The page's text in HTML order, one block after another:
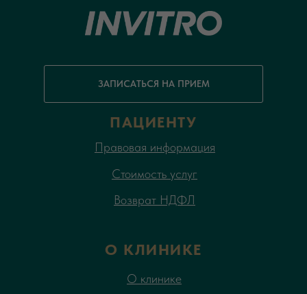
ПАЦИЕНТУ
О КЛИНИКЕ
Правовая информация
Возврат НДФЛ
Стоимость услуг
О клинике
ЗАПИСАТЬСЯ НА ПРИЕМ